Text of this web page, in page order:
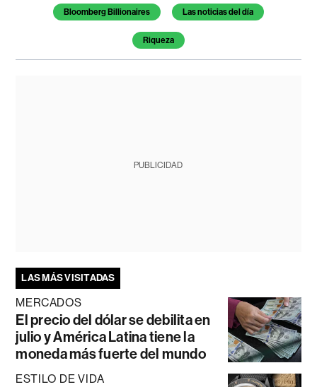
Bloomberg Billionaires Las noticias del día
Riqueza
PUBLICIDAD
LAS MÁS VISITADAS
MERCADOS
El precio del dólar se debilita en
julio y América Latina tiene la
moneda más fuerte del mundo
ESTILO DE VIDA